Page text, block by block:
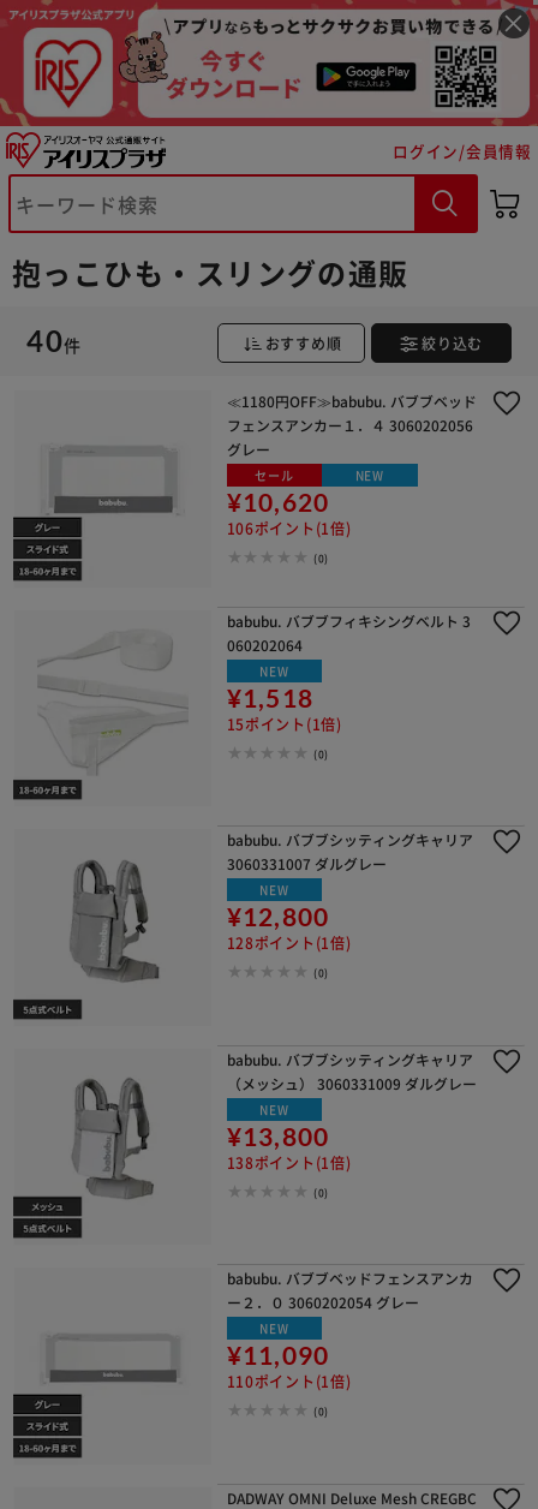
ログイン/会員情報
抱っこひも・スリングの通販
40件 おすすめ順 絞り込む
≪1180円OFF≫babubu. バブブベッド
フェンスアンカー１．４ 3060202056
グレー
セール NEW
¥10,620
106ポイント(1倍)
(0)
babubu. バブブフィキシングベルト 3
060202064
NEW
¥1,518
15ポイント(1倍)
(0)
babubu. バブブシッティングキャリア
3060331007 ダルグレー
NEW
¥12,800
128ポイント(1倍)
(0)
babubu. バブブシッティングキャリア
（メッシュ） 3060331009 ダルグレー
NEW
¥13,800
138ポイント(1倍)
(0)
babubu. バブブベッドフェンスアンカ
ー２．０ 3060202054 グレー
NEW
¥11,090
110ポイント(1倍)
(0)
DADWAY OMNI Deluxe Mesh CREGBC
※ご確認ください